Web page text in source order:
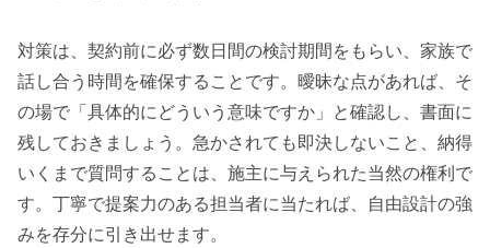
対策は、契約前に必ず数日間の検討期間をもらい、家族で
話し合う時間を確保することです。曖昧な点があれば、そ
の場で「具体的にどういう意味ですか」と確認し、書面に
残しておきましょう。急かされても即決しないこと、納得
いくまで質問することは、施主に与えられた当然の権利で
す。丁寧で提案力のある担当者に当たれば、自由設計の強
みを存分に引き出せます。